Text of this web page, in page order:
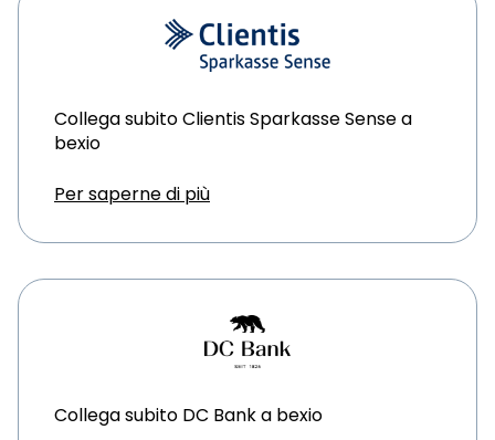
Collega subito Clientis Sparkasse Sense a
bexio
Per saperne di più
Collega subito DC Bank a bexio